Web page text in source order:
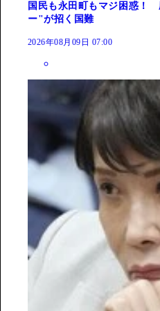
国民も永田町もマジ困惑！
ー"が招く国難
2026年08月09日 07:00